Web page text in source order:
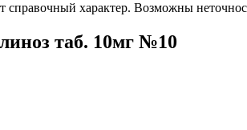
характер. Возможны
таб. 10мг №10